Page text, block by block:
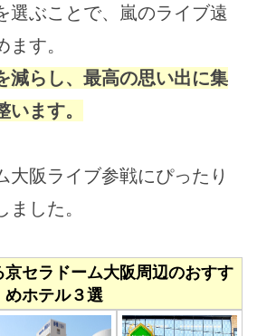
選ぶことで、嵐のライブ遠
す。
減らし、最高の思い出に集
ます。
大阪ライブ参戦にぴったり
した。
京セラドーム大阪周辺のおすす
めホテル３選